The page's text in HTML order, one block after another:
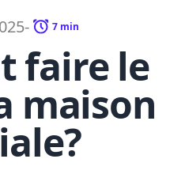
- 7min
faire le
maison